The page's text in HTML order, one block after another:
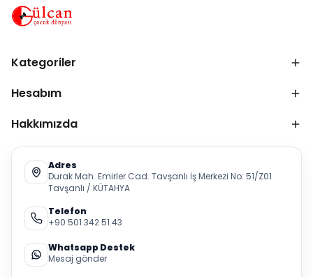
Kategoriler
Hesabım
Hakkımızda
Adres
Durak Mah. Emirler Cad. Tavşanlı İş Merkezi No: 51/Z01
Tavşanlı / KÜTAHYA
Telefon
+90 501 342 51 43
Whatsapp Destek
Mesaj gönder